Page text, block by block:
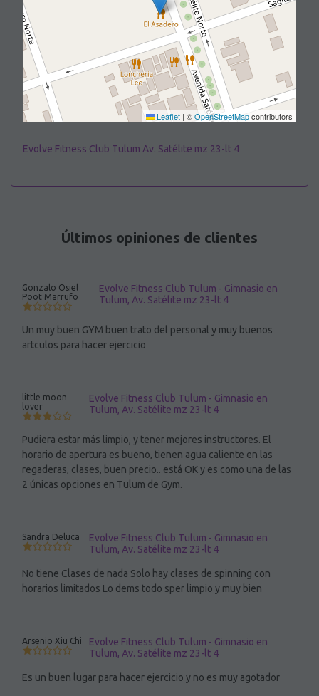
Leaflet | ©OpenStreetMapcontributors
Evolve Fitness Club Tulum Av. Satélite mz 23-lt 4
Últimos opiniones de clientes
Gonzalo Osiel
Poot Marrufo
Evolve Fitness Club Tulum - Gimnasio en
Tulum, Av. Satélite mz 23-lt 4
Un muy buen GYM buen trato del personal y muy buenos
artculos para hacer ejercicio
little moon
lover
Evolve Fitness Club Tulum - Gimnasio en
Tulum, Av. Satélite mz 23-lt 4
Pudiera estar más limpio, y tener mejores instructores. El
horario de apertura es bueno, tienen agua caliente en las
regaderas, clases, buen precio.. está OK y es como una de las
2 únicas opciones en Tulum de Gym.
Sandra Deluca
Evolve Fitness Club Tulum - Gimnasio en
Tulum, Av. Satélite mz 23-lt 4
No tiene Clases de nada Solo hay clases de spinning con
horarios limitados Lo dems todo sper limpio y muy bien
Arsenio Xiu Chi
Evolve Fitness Club Tulum - Gimnasio en
Tulum, Av. Satélite mz 23-lt 4
Es un buen lugar para hacer ejercicio y no es muy agotador